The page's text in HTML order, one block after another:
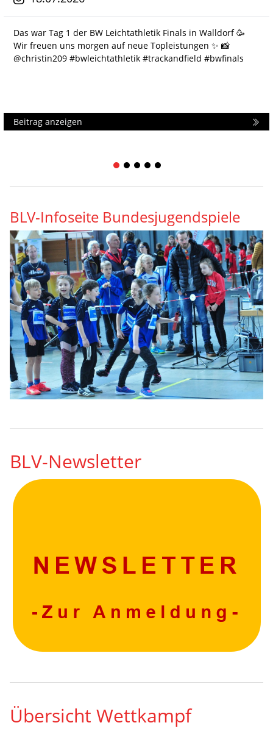
Das war Tag 1 der BW Leichtathletik Finals in Walldorf 🥳
Wir freuen uns morgen auf neue Topleistungen ✨️ 📸
@christin209 #bwleichtathletik #trackandfield #bwfinals
Beitrag anzeigen
1 2 3 4 5
BLV-Infoseite Bundesjugendspiele
BLV-Newsletter
Übersicht Wettkampf